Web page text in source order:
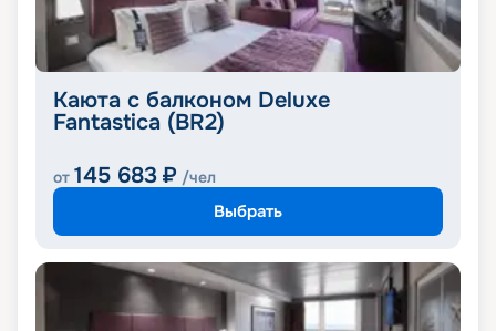
Каюта с балконом Deluxe
Fantastica (BR2)
от 145 683 ₽ /чел
Выбрать